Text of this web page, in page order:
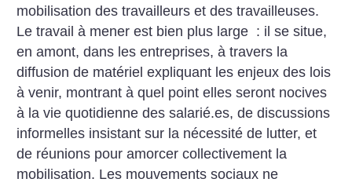
mobilisation des travailleurs et des travailleuses.
Le travail à mener est bien plus large : il se situe,
en amont, dans les entreprises, à travers la
diffusion de matériel expliquant les enjeux des lois
à venir, montrant à quel point elles seront nocives
à la vie quotidienne des salarié.es, de discussions
informelles insistant sur la nécessité de lutter, et
de réunions pour amorcer collectivement la
mobilisation. Les mouvements sociaux ne